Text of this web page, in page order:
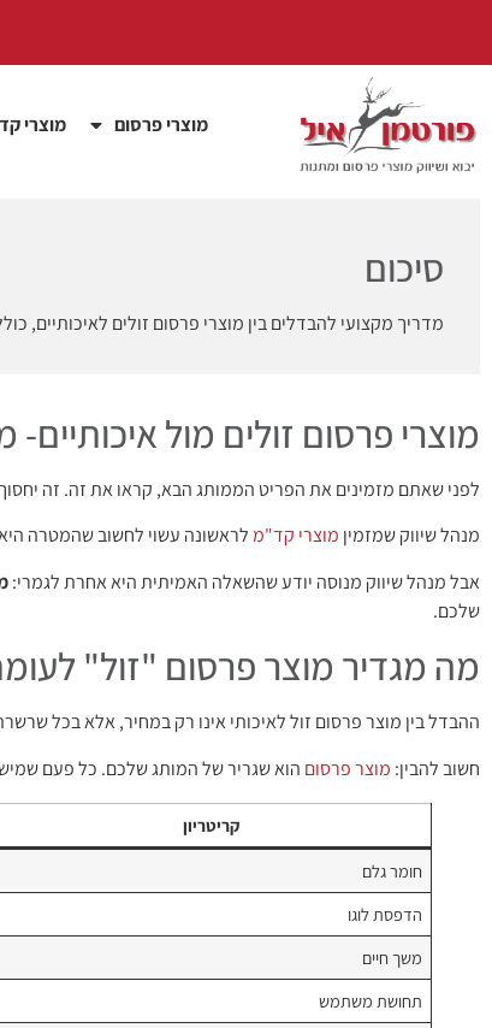
מוצרי פרסום מוצרי
סיכום
מדריך מקצועי להבדלים בין מוצרי פרסום זולים לאיכותיים,
מוצרי פרסום זולים מול
לפני שאתם מזמינים את הפריט הממותג הבא, קראו את זה. זה
מנהל שיווק שמזמין מוצרי קד"מ לראשונה עשוי לחשוב שהמטרה
אבל מנהל שיווק מנוסה יודע שהשאלה האמיתית היא אחרת לגמרי:
שלכם.
מה מגדיר מוצר פרסום "זול"
ההבדל בין מוצר פרסום זול לאיכותי אינו רק במחיר, אלא בכל
חשוב להבין: מוצר פרסום הוא שגריר של המותג שלכם. כל פעם
קריטריון
חומר גלם
הדפסת לוגו
משך חיים
תחושת משתמש